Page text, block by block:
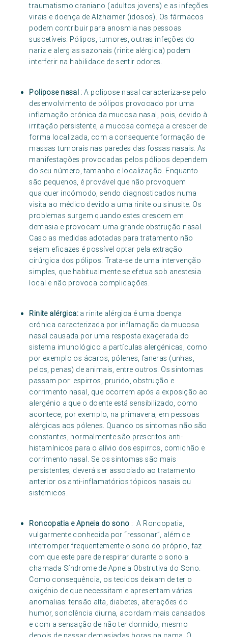
traumatismo craniano (adultos jovens) e as infeções
virais e doença de Alzheimer (idosos). Os fármacos
podem contribuir para anosmia nas pessoas
suscetíveis. Pólipos, tumores, outras infeções do
nariz e alergias sazonais (rinite alérgica) podem
interferir na habilidade de sentir odores.
Polipose nasal : A polipose nasal caracteriza-se pelo
desenvolvimento de pólipos provocado por uma
inflamação crónica da mucosa nasal, pois, devido à
irritação persistente, a mucosa começa a crescer de
forma localizada, com a consequente formação de
massas tumorais nas paredes das fossas nasais. As
manifestações provocadas pelos pólipos dependem
do seu número, tamanho e localização. Enquanto
são pequenos, é provável que não provoquem
qualquer incómodo, sendo diagnosticados numa
visita ao médico devido a uma rinite ou sinusite. Os
problemas surgem quando estes crescem em
demasia e provocam uma grande obstrução nasal.
Caso as medidas adotadas para tratamento não
sejam eficazes é possível optar pela extração
cirúrgica dos pólipos. Trata-se de uma intervenção
simples, que habitualmente se efetua sob anestesia
local e não provoca complicações.
Rinite alérgica: a rinite alérgica é uma doença
crónica caracterizada por inflamação da mucosa
nasal causada por uma resposta exagerada do
sistema imunológico a partículas alergénicas, como
por exemplo os ácaros, pólenes, faneras (unhas,
pelos, penas) de animais, entre outros. Os sintomas
passam por: espirros, prurido, obstrução e
corrimento nasal, que ocorrem após a exposição ao
alergénio a que o doente está sensibilizado, como
acontece, por exemplo, na primavera, em pessoas
alérgicas aos pólenes. Quando os sintomas não são
constantes, normalmente são prescritos anti-
histamínicos para o alívio dos espirros, comichão e
corrimento nasal. Se os sintomas são mais
persistentes, deverá ser associado ao tratamento
anterior os anti-inflamatórios tópicos nasais ou
sistémicos.
Roncopatia e Apneia do sono : A Roncopatia,
vulgarmente conhecida por “ressonar”, além de
interromper frequentemente o sono do próprio, faz
com que este pare de respirar durante o sono a
chamada Síndrome de Apneia Obstrutiva do Sono.
Como consequência, os tecidos deixam de ter o
oxigénio de que necessitam e apresentam várias
anomalias: tensão alta, diabetes, alterações do
humor, sonolência diurna, acordam mais cansados
e com a sensação de não ter dormido, mesmo